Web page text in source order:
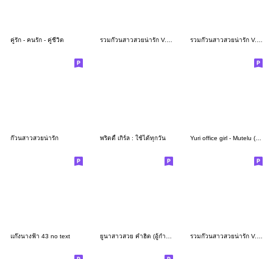
คู่รัก - คนรัก - คู่ชีวิต
ก๊วนสาวสวยน่ารัก พริตตี้ เกิร์ล : ใช้ได้ทุกวัน Yuri office girl - Mutelu (Mon)
แก๊งนางฟ้า 43 no text ยูนาสาวสวย คำฮิต (อู้กำเมือง) รวมก๊วนสาวสวยน่ารัก V.13